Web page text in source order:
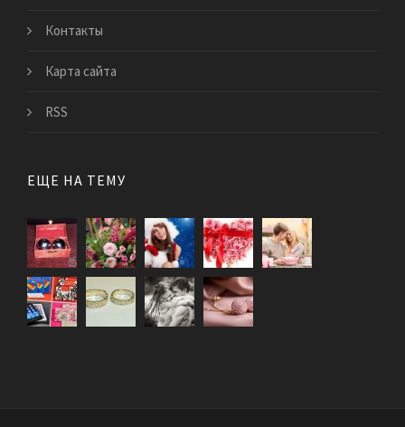
Контакты
Карта сайта
RSS
ЕЩЕ НА ТЕМУ